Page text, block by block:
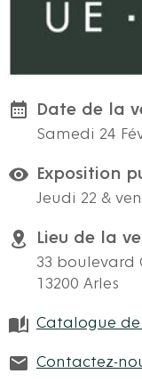
Date de la
Samedi 24
Exposition
Jeudi 22 &
Lieu de la
33 boulevard
13200 Arles
Catalogue de
Contactez-